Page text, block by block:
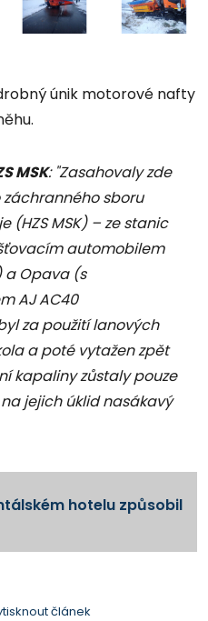
únik motorové nafty
MSK: "Zasahovaly zde
sboru
(HZS MSK) – ze stanic
automobilem
a Opava (s
AJ AC40
za použití lanových
a poté vytažen zpět
kapaliny zůstaly pouze
jejich úklid nasákavý
hotelu způsobil
článek